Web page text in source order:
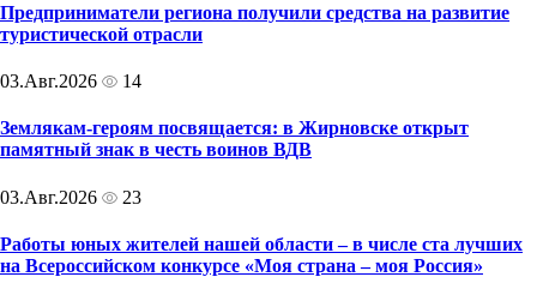
Предприниматели региона получили средства на развитие
туристической отрасли
03.Авг.2026 14
Землякам-героям посвящается: в Жирновске открыт
памятный знак в честь воинов ВДВ
03.Авг.2026 23
Работы юных жителей нашей области – в числе ста лучших
на Всероссийском конкурсе «Моя страна – моя Россия»